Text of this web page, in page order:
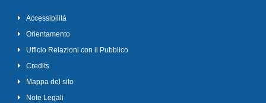
Accessibilità
Orientamento
Ufficio Relazioni con il Pubblico
Credits
Mappa del sito
Note Legali